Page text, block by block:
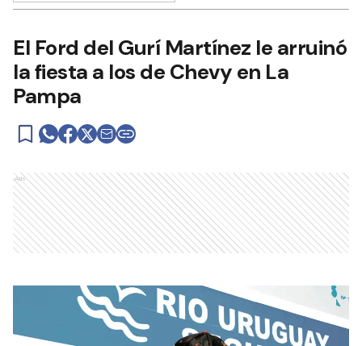
El Ford del Gurí Martínez le arruinó
la fiesta a los de Chevy en La
Pampa
Ads